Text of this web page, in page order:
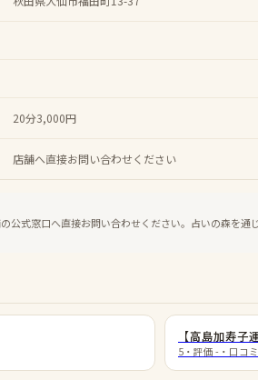
20分3,000円
店舗へ直接お問い合わせください
公式窓口へ直接お問い合わせください。占いの森を通
【高島加寿子
5 ・評価 - ・口コミ